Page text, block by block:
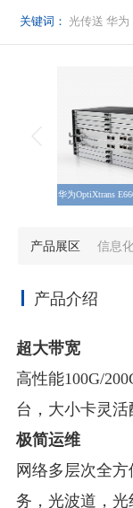
关键词： 光传送 华为
华为OptiXtrans
产品展区 信息
产品介绍
超大带宽
高性能100G/
台，大小卡灵
极简运维
网络多层次全
务，光波道，光